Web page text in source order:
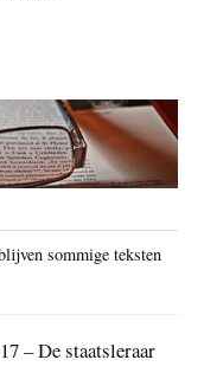
sommige teksten
– De staatsleraar